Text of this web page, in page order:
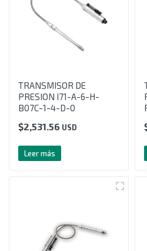
TRANSMISOR DE
PRESION I71-A-6-H-
B07C-1-4-D-0
$2,531.56 USD
Leer más